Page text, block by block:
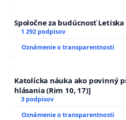
Spoločne za budúcnosť Letiska
1 292 podpisov
Oznámenie o transparentnosti
Katolícka náuka ako povinný
hlásania (Rim 10, 17)]
3 podpisov
Oznámenie o transparentnosti